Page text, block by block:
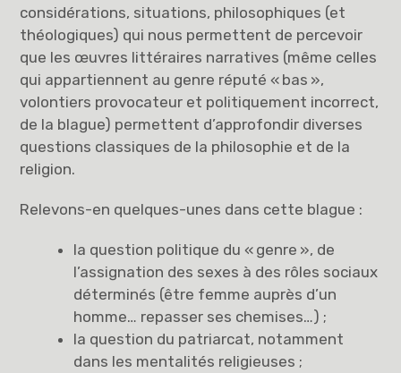
considérations, situations, philosophiques (et
théologiques) qui nous permettent de percevoir
que les œuvres littéraires narratives (même celles
qui appartiennent au genre réputé « bas »,
volontiers provocateur et politiquement incorrect,
de la blague) permettent d’approfondir diverses
questions classiques de la philosophie et de la
religion.
Relevons-en quelques-unes dans cette blague :
la question politique du « genre », de
l’assignation des sexes à des rôles sociaux
déterminés (être femme auprès d’un
homme… repasser ses chemises…) ;
la question du patriarcat, notamment
dans les mentalités religieuses ;